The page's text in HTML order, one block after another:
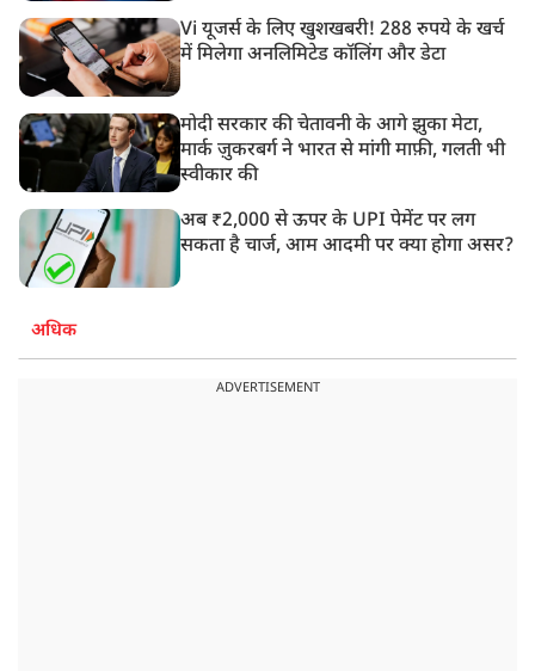
Vi यूजर्स के लिए खुशखबरी! 288 रुपये के खर्च
में मिलेगा अनलिमिटेड कॉलिंग और डेटा
मोदी सरकार की चेतावनी के आगे झुका मेटा,
मार्क ज़ुकरबर्ग ने भारत से मांगी माफ़ी, गलती भी
स्वीकार की
अब ₹2,000 से ऊपर के UPI पेमेंट पर लग
सकता है चार्ज, आम आदमी पर क्या होगा असर?
अधिक
ADVERTISEMENT